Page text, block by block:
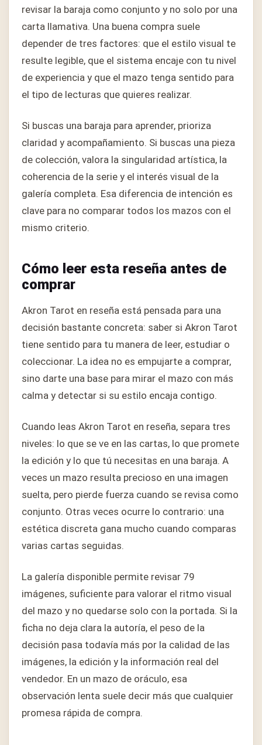
revisar la baraja como conjunto y no solo por una
carta llamativa. Una buena compra suele
depender de tres factores: que el estilo visual te
resulte legible, que el sistema encaje con tu nivel
de experiencia y que el mazo tenga sentido para
el tipo de lecturas que quieres realizar.
Si buscas una baraja para aprender, prioriza
claridad y acompañamiento. Si buscas una pieza
de colección, valora la singularidad artística, la
coherencia de la serie y el interés visual de la
galería completa. Esa diferencia de intención es
clave para no comparar todos los mazos con el
mismo criterio.
Cómo leer esta reseña antes de
comprar
Akron Tarot en reseña está pensada para una
decisión bastante concreta: saber si Akron Tarot
tiene sentido para tu manera de leer, estudiar o
coleccionar. La idea no es empujarte a comprar,
sino darte una base para mirar el mazo con más
calma y detectar si su estilo encaja contigo.
Cuando leas Akron Tarot en reseña, separa tres
niveles: lo que se ve en las cartas, lo que promete
la edición y lo que tú necesitas en una baraja. A
veces un mazo resulta precioso en una imagen
suelta, pero pierde fuerza cuando se revisa como
conjunto. Otras veces ocurre lo contrario: una
estética discreta gana mucho cuando comparas
varias cartas seguidas.
La galería disponible permite revisar 79
imágenes, suficiente para valorar el ritmo visual
del mazo y no quedarse solo con la portada. Si la
ficha no deja clara la autoría, el peso de la
decisión pasa todavía más por la calidad de las
imágenes, la edición y la información real del
vendedor. En un mazo de oráculo, esa
observación lenta suele decir más que cualquier
promesa rápida de compra.